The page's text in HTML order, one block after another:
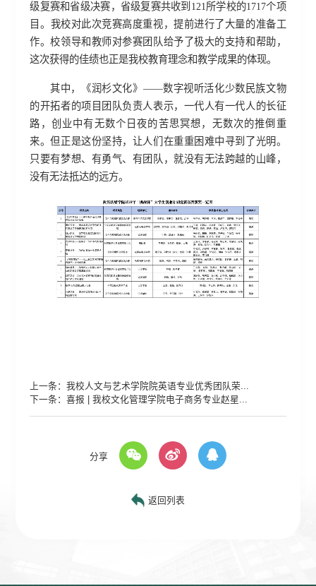
级复赛和省级决赛，省级复赛共收到 121所学校的1717个项
目。 我校对此次竞赛高度重视，提前进行了大量的准备工
作。校领导和教师对参赛团队给予了极大的支持和帮助，
这次获得的佳绩也正是我校教育理念和教学成果的体现。
其中， 《润杉文化》 ——数字视听活化少数民族文物
的开拓者的项目团队负责人表示，一代人有一代人的长征
路，创业中有无数个日夜的苦思冥想，无数次的推倒重
来。但正是这份坚持，让人们 在重重困难中寻到了光明。
只要有梦想、 有勇气、 有团队，就没有无法跨越的山峰，
没有无法抵达的远方。
上一条：我校人文与艺术学院院英语专业优秀团队荣...
下一条：喜报 | 我校文化管理学院电子商务专业赵星...
分享
返回列表